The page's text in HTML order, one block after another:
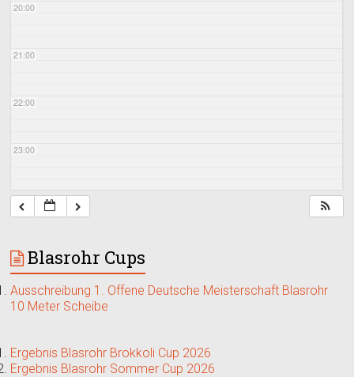
20:00
21:00
22:00
23:00
Blasrohr Cups
Ausschreibung 1. Offene Deutsche Meisterschaft Blasrohr
10 Meter Scheibe
Ergebnis Blasrohr Brokkoli Cup 2026
Ergebnis Blasrohr Sommer Cup 2026